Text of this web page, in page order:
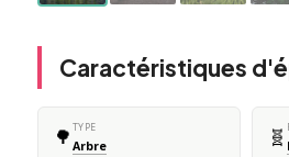
Caractéristiques
🌳 TYPE
Arbre 🧬